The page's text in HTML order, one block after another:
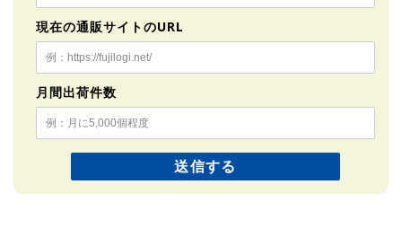
現在の通販サイトのURL
月間出荷件数